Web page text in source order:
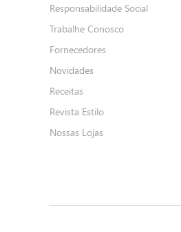
Responsabilidade Social
Trabalhe Conosco
Fornecedores
Novidades
Receitas
Revista Estilo
Nossas Lojas